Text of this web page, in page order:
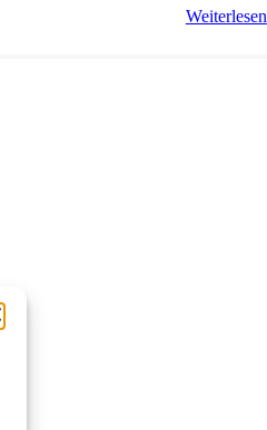
Weiterlesen